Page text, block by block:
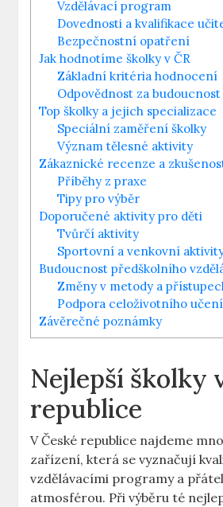
Vzdělávací program
Dovednosti a kvalifikace
Bezpečnostní opatření
Jak hodnotíme školky v ČR
Základní kritéria hodnocení
Odpovědnost za budoucnost
Top školky a jejich specializace
Speciální zaměření školky
Význam tělesné aktivity
Zákaznické recenze a
Příběhy z praxe
Tipy pro výběr
Doporučené aktivity pro děti
Tvůrčí aktivity
Sportovní a venkovní
Budoucnost předškolního
Změny v metody a
Podpora celoživotního učení
Závěrečné poznámky
Nejlepší školky
republice
V České republice najdeme
zařízení, která se vyznačují
vzdělávacími programy a
atmosférou. Při výběru té